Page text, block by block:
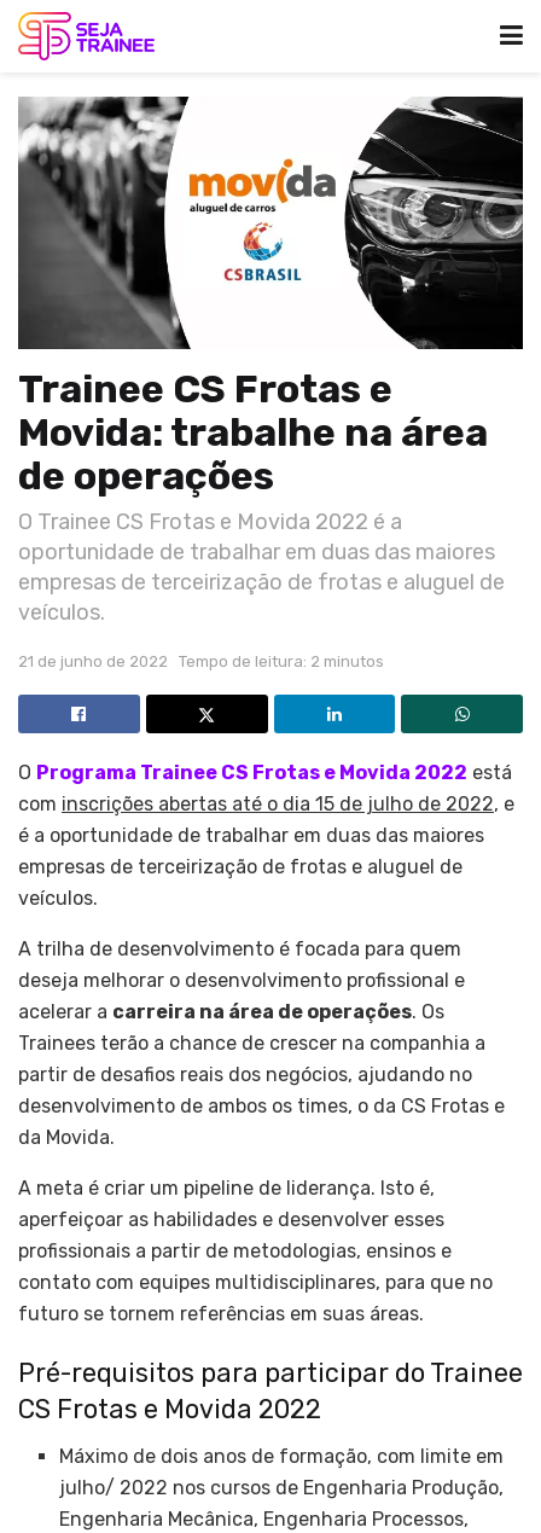
Trainee CS Frotas e
Movida: trabalhe na área
de operações
O Trainee CS Frotas e Movida 2022 é a
oportunidade de trabalhar em duas das maiores
empresas de terceirização de frotas e aluguel de
veículos.
21 de junho de 2022 Tempo de leitura: 2 minutos
O Programa Trainee CS Frotas e Movida 2022 está
com inscrições abertas até o dia 15 de julho de 2022, e
é a oportunidade de trabalhar em duas das maiores
empresas de terceirização de frotas e aluguel de
veículos.
A trilha de desenvolvimento é focada para quem
deseja melhorar o desenvolvimento profissional e
acelerar a carreira na área de operações. Os
Trainees terão a chance de crescer na companhia a
partir de desafios reais dos negócios, ajudando no
desenvolvimento de ambos os times, o da CS Frotas e
da Movida.
A meta é criar um pipeline de liderança. Isto é,
aperfeiçoar as habilidades e desenvolver esses
profissionais a partir de metodologias, ensinos e
contato com equipes multidisciplinares, para que no
futuro se tornem referências em suas áreas.
Pré-requisitos para participar do Trainee
CS Frotas e Movida 2022
Máximo de dois anos de formação, com limite em
julho/ 2022 nos cursos de Engenharia Produção,
Engenharia Mecânica, Engenharia Processos,